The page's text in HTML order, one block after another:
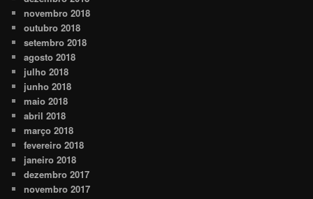
novembro 2018
outubro 2018
setembro 2018
agosto 2018
julho 2018
junho 2018
maio 2018
abril 2018
março 2018
fevereiro 2018
janeiro 2018
dezembro 2017
novembro 2017